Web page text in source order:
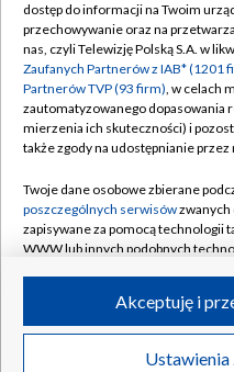
Abonament TVP
Emisja w TVP
Centrum informacji TVP
Naziemna Telewizja
Rada Programowa
System NOS
Informacje o nadawcy
Program dla prasy
©2026 Telewizja
dostęp do informacji na Twoim
przechowywanie oraz na
nas, czyli Telewizję Polską S.A. w
Zaufanych Partnerów z IAB* (1201
Partnerów TVP (93 firm), w celach
zautomatyzowanego dopasowania
mierzenia ich skuteczności) i
także zgody na udostępnianie
Twoje dane osobowe zbierane
poszczególnych serwisówzwanych
zapisywane za pomocą technologii
WWW lub innych podobnych
ruchu w Internecie.
Twoje dane osobowe zbierane
Ustawienia
Akceptuję i